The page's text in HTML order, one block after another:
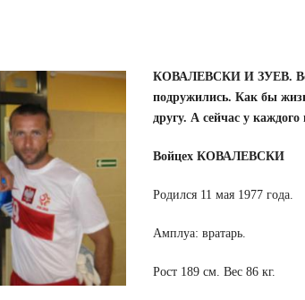
КОВАЛЕВСКИ И ЗУЕВ.
подружились. Как бы
другу. А сейчас у
Войцех КОВАЛЕВСКИ
Родился 11 мая 1977 года.
Амплуа: вратарь.
Рост 189 см. Вес 86 кг.